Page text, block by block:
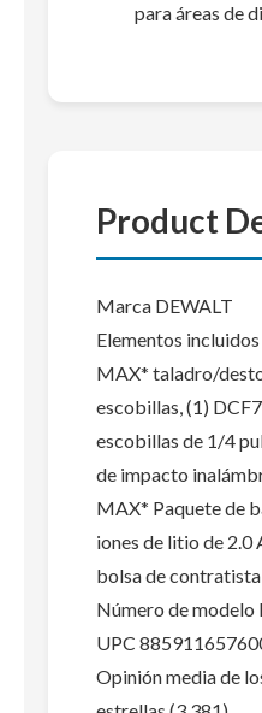
para áreas de
Product
Marca DEWALT
Elementos
MAX* taladro/
escobillas, (1)
escobillas de 1/4
de impacto
MAX* Paquete de
iones de litio de 2.0
bolsa de contratista
Número de modelo
UPC
Opinión media de